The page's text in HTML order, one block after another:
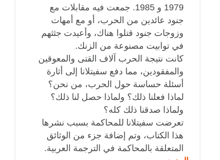
1979 و 1985. جمعت فيه مقابلات مع
جنود عائدين من الحرب، أو مع أمهات
وزوجات جنود قتلوا هناك، وأعيدت جثثهم
في توابيت مصنوعة من الزنك.
كانت نتيجة الحرب آلاف القتى والمعوقين
والمفقودين، مما دفع سفيتلانا إلى أثارة
أسئلة حساسة حول الحرب، من نحن؟
لماذا فعلنا ذلك؟ ولماذا حصل لنا ذلك؟
ولماذا صدقنا ذلك كله؟
تعرضت سفيتلانا للمحاكمة بسبب نشرها
هذا الكتاب، وتم إضافة جزء من الوثائق
المتعلقة بالمحاكمة في الترجمة العربية.